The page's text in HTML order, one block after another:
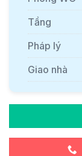
Tầng
Pháp lý
Giao nhà